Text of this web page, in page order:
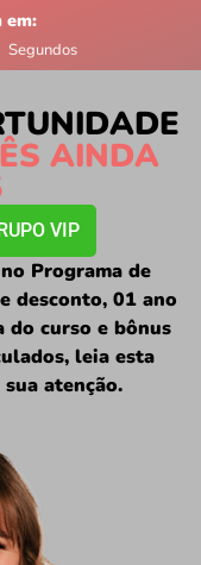
em:
Segundos
AINDA
VIP
Programa de
desconto, 01 ano
do curso e bônus
leia esta
atenção.